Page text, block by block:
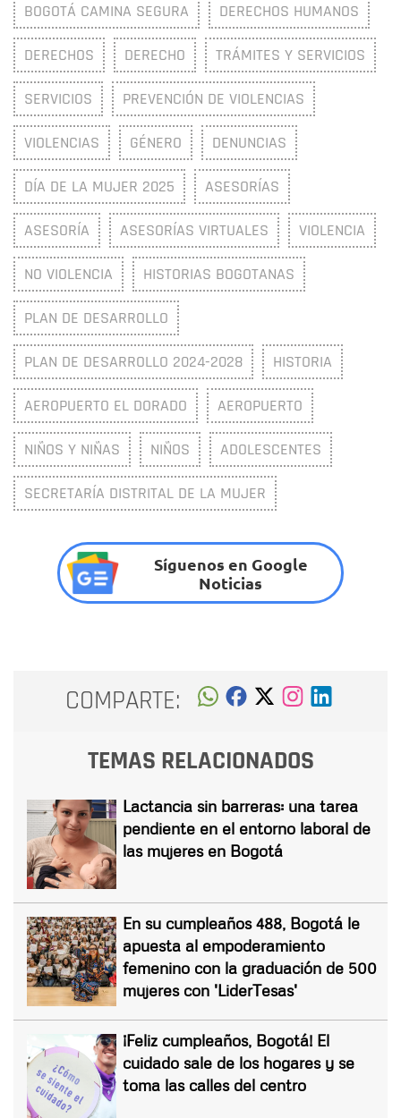
BOGOTÁ CAMINA SEGURA DERECHOS HUMANOS
DERECHOS DERECHO TRÁMITES Y SERVICIOS
SERVICIOS PREVENCIÓN DE VIOLENCIAS
VIOLENCIAS GÉNERO DENUNCIAS
DÍA DE LA MUJER 2025 ASESORÍAS
ASESORÍA ASESORÍAS VIRTUALES VIOLENCIA
NO VIOLENCIA HISTORIAS BOGOTANAS
PLAN DE DESARROLLO
PLAN DE DESARROLLO 2024-2028 HISTORIA
AEROPUERTO EL DORADO AEROPUERTO
NIÑOS Y NIÑAS NIÑOS ADOLESCENTES
SECRETARÍA DISTRITAL DE LA MUJER
Síguenos en Google
Noticias
COMPARTE:
TEMAS RELACIONADOS
Lactancia sin barreras: una tarea
pendiente en el entorno laboral de
las mujeres en Bogotá
En su cumpleaños 488, Bogotá le
apuesta al empoderamiento
femenino con la graduación de 500
mujeres con 'LiderTesas'
¡Feliz cumpleaños, Bogotá! El
cuidado sale de los hogares y se
toma las calles del centro